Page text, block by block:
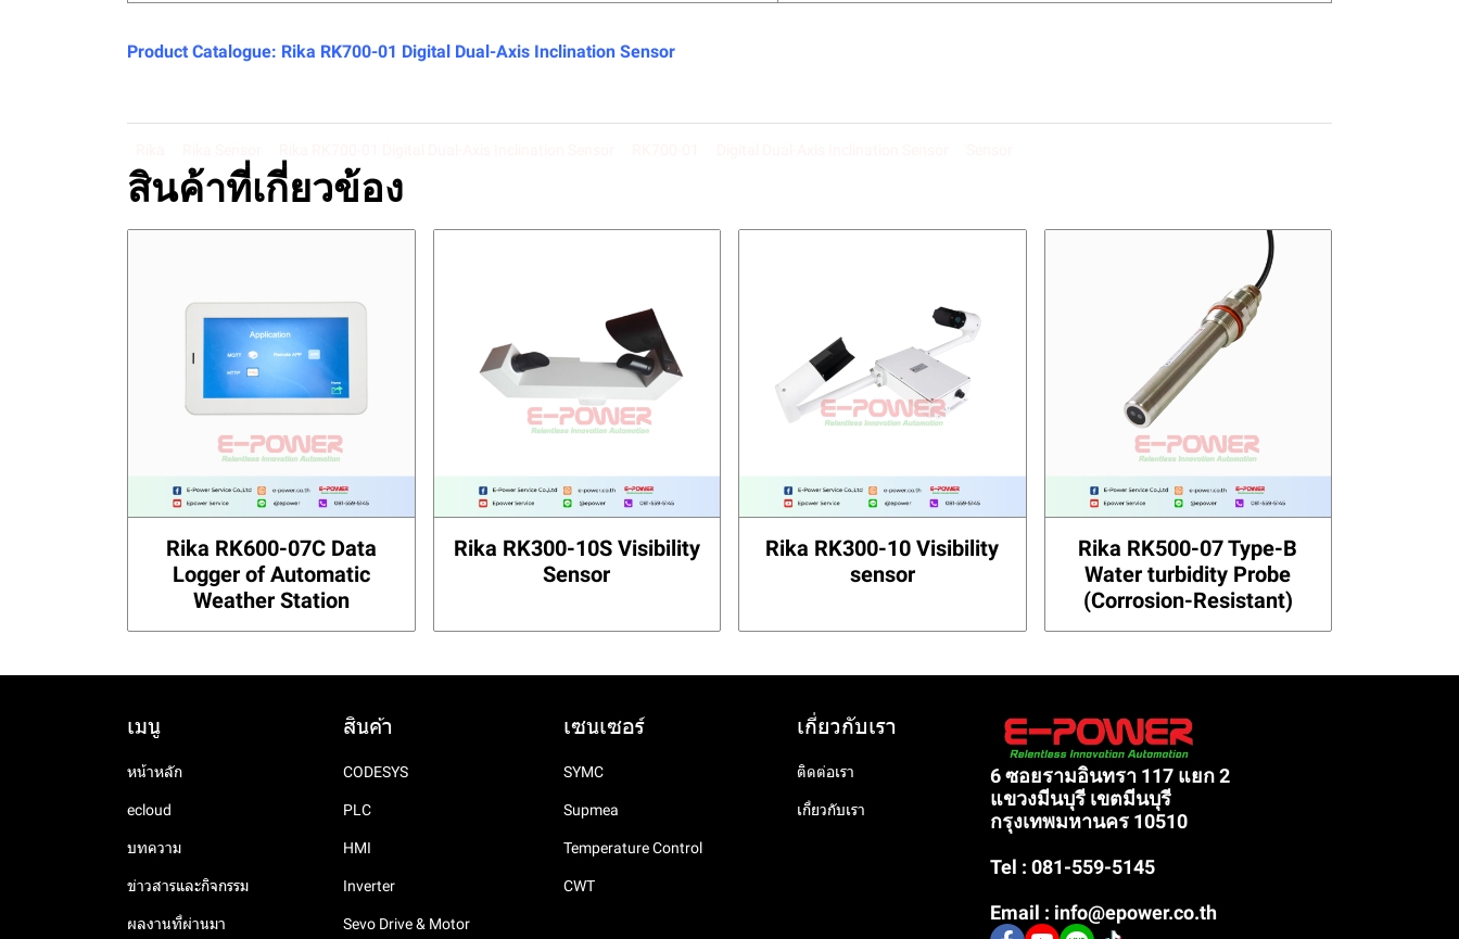
Product Catalogue: Rika RK700-01 Digital Dual-Axis Inclination Sensor
สินค้าที่เกี่ยวข้อง
Rika RK600-07C Data
Logger of Automatic
Weather Station
Rika RK300-10S Visibility
Sensor
Rika RK300-10 Visibility
sensor
Rika RK500-07 Type-B
Water turbidity Probe
(Corrosion-Resistant)
เมนู
หน้าหลัก
ecloud
บทความ
ข่าวสารและกิจกรรม
ผลงานที่ผ่านมา
สินค้า
CODESYS
PLC
HMI
Inverter
Sevo Drive & Motor
เซนเซอร์
SYMC
Supmea
Temperature Control
CWT
เกี่ยวกับเรา
ติดต่อเรา
เกี่ยวกับเรา
6 ซอยรามอินทรา 117 แยก 2
แขวงมีนบุรี เขตมีนบุรี
กรุงเทพมหานคร 10510
Tel : 081-559-5145
Email : info@epower.co.th